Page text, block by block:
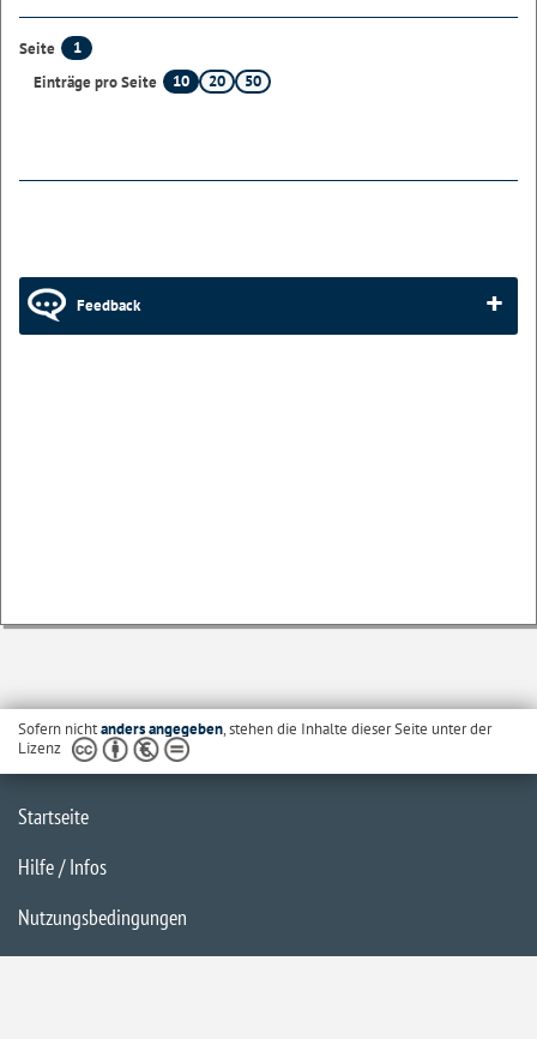
Seite
1
Einträge pro Seite
10 20 50
Feedback
Sofern nichtanders angegeben, stehen die Inhalte dieser Seite unter der
Lizenz
Startseite
Hilfe / Infos
Nutzungsbedingungen